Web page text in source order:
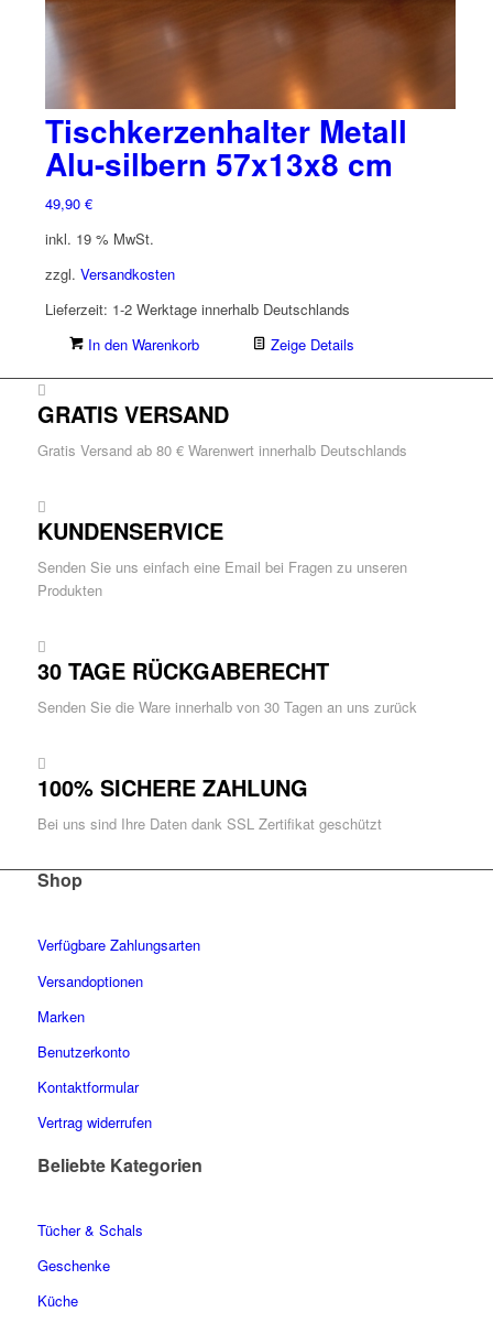
Tischkerzenhalter Metall
Alu-silbern 57x13x8 cm
49,90 €
inkl. 19 % MwSt.
zzgl. Versandkosten
Lieferzeit: 1-2 Werktage innerhalb Deutschlands
In den Warenkorb
Zeige Details
GRATIS VERSAND
Gratis Versand ab 80 € Warenwert innerhalb Deutschlands
KUNDENSERVICE
Senden Sie uns einfach eine Email bei Fragen zu unseren
Produkten
30 TAGE RÜCKGABERECHT
Senden Sie die Ware innerhalb von 30 Tagen an uns zurück
100% SICHERE ZAHLUNG
Bei uns sind Ihre Daten dank SSL Zertifikat geschützt
Shop
Verfügbare Zahlungsarten
Versandoptionen
Marken
Benutzerkonto
Kontaktformular
Vertrag widerrufen
Beliebte Kategorien
Tücher & Schals
Geschenke
Küche